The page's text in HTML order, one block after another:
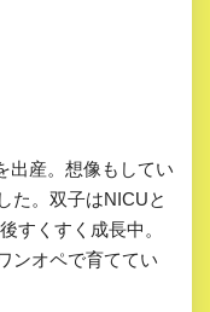
出産。想像もしてい
た。双子はNICUと
すくすく成長中。
ンオペで育ててい